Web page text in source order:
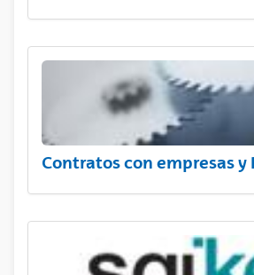
Contratos con empresas y